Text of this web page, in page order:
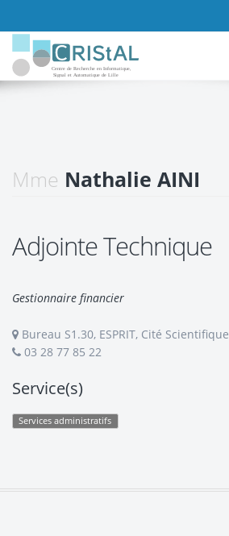
Mme Nathalie AINI
Adjointe Technique
Gestionnaire financier
Bureau S1.30, ESPRIT, Cité Scientifique
03 28 77 85 22
Service(s)
Services administratifs